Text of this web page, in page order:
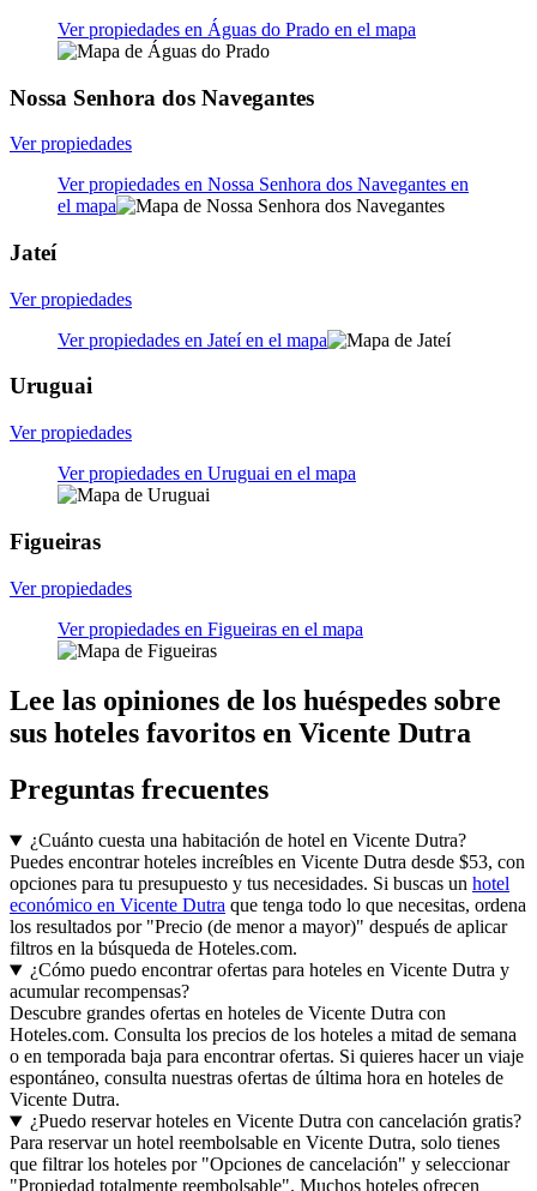
Ver propiedades en Águas do Prado en el mapa
Nossa Senhora dos Navegantes
Ver propiedades
Ver propiedades en Nossa Senhora dos Navegantes en
el mapa
Jateí
Ver propiedades
Ver propiedades en Jateí en el mapa
Uruguai
Ver propiedades
Ver propiedades en Uruguai en el mapa
Figueiras
Ver propiedades
Ver propiedades en Figueiras en el mapa
Lee las opiniones de los huéspedes sobre
sus hoteles favoritos en Vicente Dutra
Preguntas frecuentes
¿Cuánto cuesta una habitación de hotel en Vicente Dutra?
Puedes encontrar hoteles increíbles en Vicente Dutra desde $53, con
opciones para tu presupuesto y tus necesidades. Si buscas un hotel
económico en Vicente Dutra que tenga todo lo que necesitas, ordena
los resultados por "Precio (de menor a mayor)" después de aplicar
filtros en la búsqueda de Hoteles.com.
¿Cómo puedo encontrar ofertas para hoteles en Vicente Dutra y
acumular recompensas?
Descubre grandes ofertas en hoteles de Vicente Dutra con
Hoteles.com. Consulta los precios de los hoteles a mitad de semana
o en temporada baja para encontrar ofertas. Si quieres hacer un viaje
espontáneo, consulta nuestras ofertas de última hora en hoteles de
Vicente Dutra.
¿Puedo reservar hoteles en Vicente Dutra con cancelación gratis?
Para reservar un hotel reembolsable en Vicente Dutra, solo tienes
que filtrar los hoteles por "Opciones de cancelación" y seleccionar
"Propiedad totalmente reembolsable". Muchos hoteles ofrecen